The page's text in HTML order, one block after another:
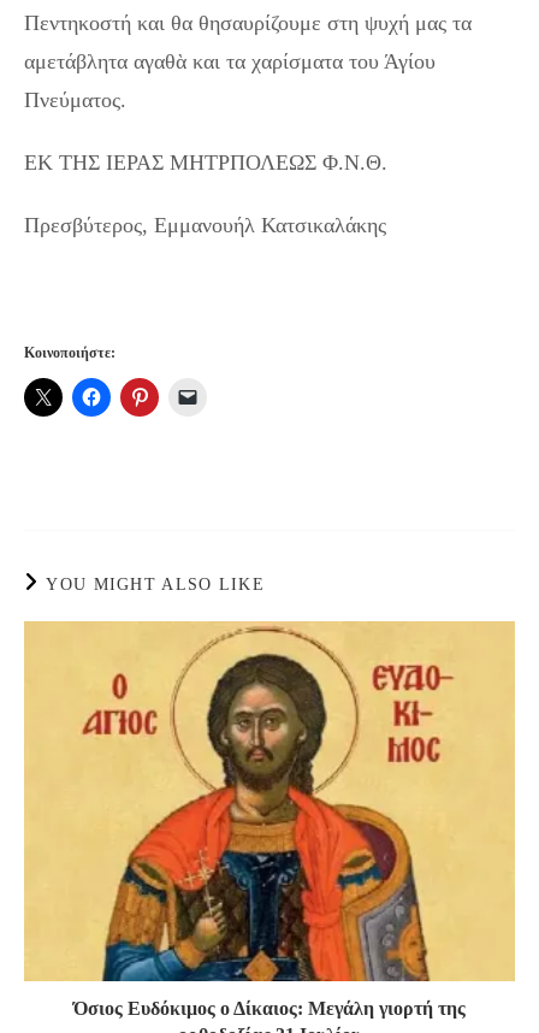
Πεντηκοστή και θα θησαυρίζουμε στη ψυχή μας τα
αμετάβλητα αγαθὰ και τα χαρίσματα του Άγίου
Πνεύματος.
ΕΚ ΤΗΣ ΙΕΡΑΣ ΜΗΤΡΠΟΛΕΩΣ Φ.Ν.Θ.
Πρεσβύτερος, Εμμανουήλ Κατσικαλάκης
Κοινοποιήστε:
YOU MIGHT ALSO LIKE
Όσιος Ευδόκιμος ο Δίκαιος: Μεγάλη γιορτή της